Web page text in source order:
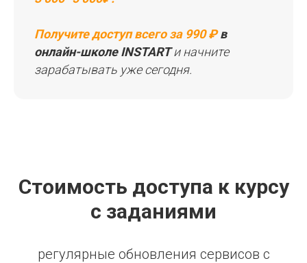
Получите доступ всего за 990 ₽в
онлайн-школе INSTARTи начните
зарабатывать уже сегодня.
Стоимость доступа к курсу
с заданиями
регулярные обновления сервисов с